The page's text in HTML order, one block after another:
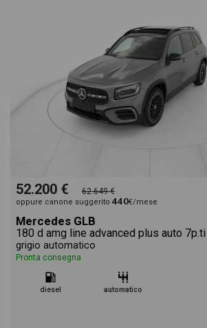
52.200 € 62.649 €
oppure canone suggerito 440€/mese
Mercedes GLB
180 d amg line advanced plus auto 7p.ti
grigio automatico
Pronta consegna
diesel automatico